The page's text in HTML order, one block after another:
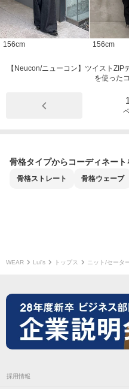
156cm 156cm
【Neucon/ニューコン】ツイスト
を使った
1
骨格タイプからコーディネート
骨格ストレート 骨格ウェーブ
WEAR Lui's トップス ニット/セータ
採用情報